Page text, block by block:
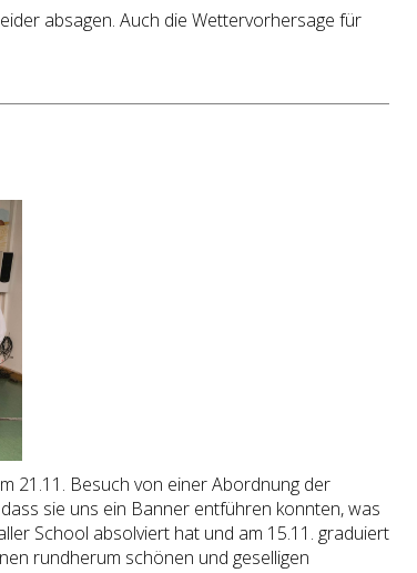
absagen. Auch die Wettervorhersage für
21.11. Besuch von einer Abordnung der
sie uns ein Banner entführen konnten, was
School absolviert hat und am 15.11. graduiert
rundherum schönen und geselligen